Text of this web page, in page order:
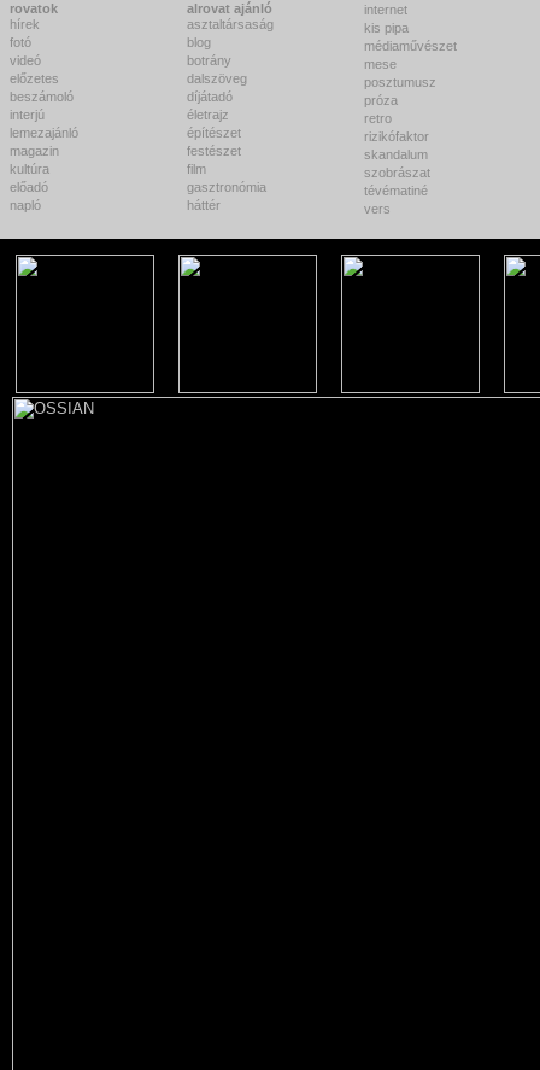
rovatok
hírek
fotó
videó
előzetes
beszámoló
interjú
lemezajánló
magazin
kultúra
előadó
napló
alrovat ajánló
asztaltársaság
blog
botrány
dalszöveg
díjátadó
életrajz
építészet
festészet
film
gasztronómia
háttér
internet
kis pipa
médiaművészet
mese
posztumusz
próza
retro
rizikófaktor
skandalum
szobrászat
tévématiné
vers